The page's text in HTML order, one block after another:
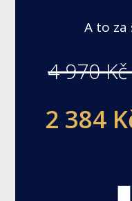
A to za
4 970
2 384